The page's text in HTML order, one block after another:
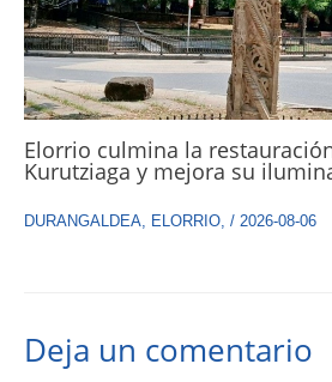
Elorrio culmina la
Kurutziaga y mejora su
DURANGALDEA, ELORRIO, / 2026-08-06
Deja un comentario